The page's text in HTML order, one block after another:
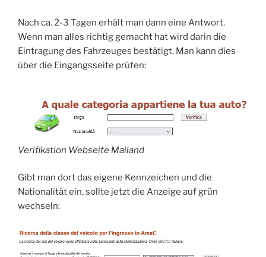
Nach ca. 2-3 Tagen erhält man dann eine Antwort.
Wenn man alles richtig gemacht hat wird darin die
Eintragung des Fahrzeuges bestätigt. Man kann dies
über die Eingangsseite prüfen:
Verifikation Webseite Mailand
Gibt man dort das eigene Kennzeichen und die
Nationalität ein, sollte jetzt die Anzeige auf grün
wechseln: